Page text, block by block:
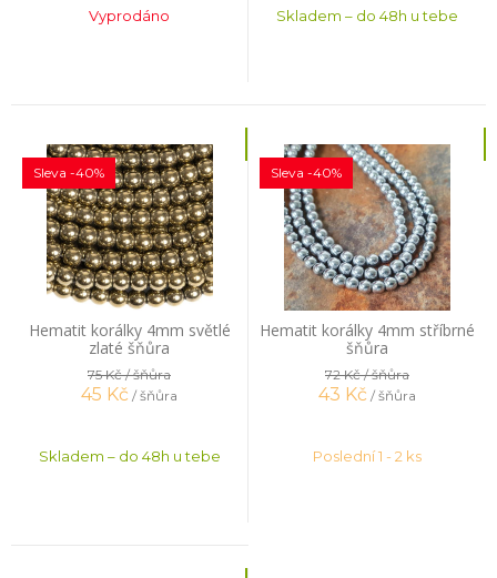
Vyprodáno Skladem – do 48h u tebe
Hematit korálky 4mm světlé
zlaté šňůra
Sleva -40%
75 Kč/ šňůra
45 Kč / šňůra
Skladem – do 48h u tebe
Hematit korálky 4mm stříbrné
šňůra
Sleva -40%
72 Kč/ šňůra
43 Kč / šňůra
Poslední 1 - 2 ks